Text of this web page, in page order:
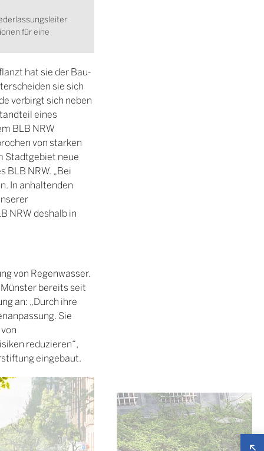
für eine
hat sie der Bau-
sie sich
verbirgt sich neben
eines
BLB NRW
von starken
Stadtgebiet neue
BLB NRW. „Bei
In anhaltenden
NRW deshalb in
von Regenwasser.
bereits seit
an: „Durch ihre
Sie
reduzieren“,
eingebaut.